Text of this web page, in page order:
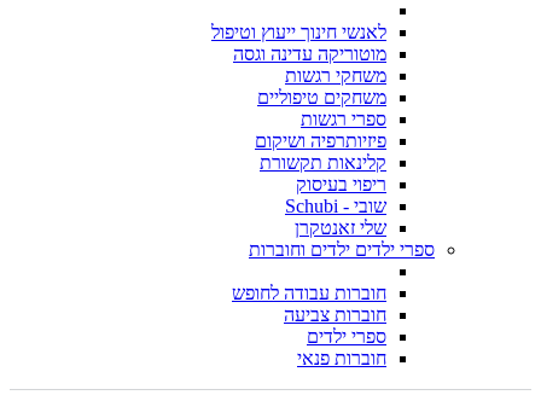
לאנשי חינוך ייעוץ וטיפול
מוטוריקה עדינה וגסה
משחקי רגשות
משחקים טיפוליים
ספרי רגשות
פיזיותרפיה ושיקום
קלינאות תקשורת
ריפוי בעיסוק
שובי - Schubi
שלי זאנטקרן
ספרי ילדים ילדים וחוברות
חוברות עבודה לחופש
חוברות צביעה
ספרי ילדים
חוברות פנאי